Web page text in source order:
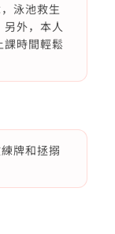
泳池救生
外，本人
課時間輕鬆
牌和拯搦